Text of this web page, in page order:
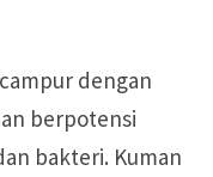
dengan
berpotensi
bakteri. Kuman